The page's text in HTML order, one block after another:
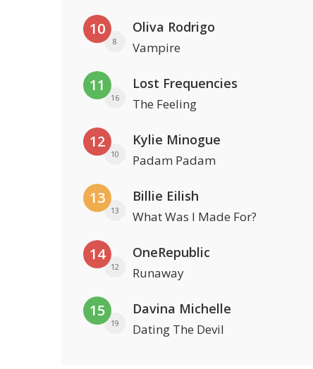
10
8
Oliva Rodrigo
Vampire
11
16
Lost Frequencies
The Feeling
12
10
Kylie Minogue
Padam Padam
13
13
Billie Eilish
What Was I Made For?
14
12
OneRepublic
Runaway
15
19
Davina Michelle
Dating The Devil